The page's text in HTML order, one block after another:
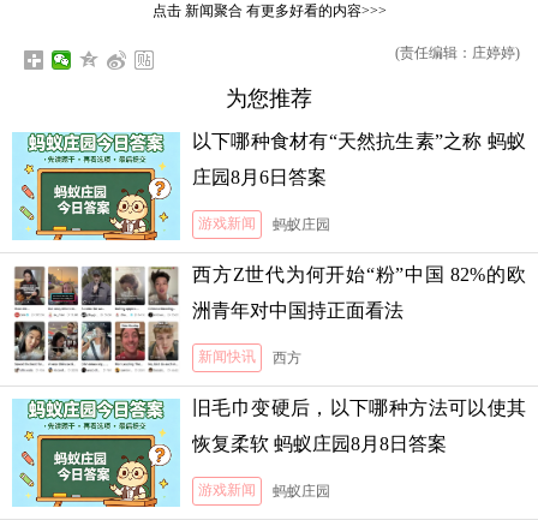
点击 新闻聚合有更多好看的内容>>>
(责任编辑：庄婷婷)
为您推荐
以下哪种食材有“天然抗生素”之称 蚂蚁
庄园8月6日答案
游戏新闻 蚂蚁庄园
西方Z世代为何开始“粉”中国 82%的欧
洲青年对中国持正面看法
新闻快讯 西方
旧毛巾变硬后，以下哪种方法可以使其
恢复柔软 蚂蚁庄园8月8日答案
游戏新闻 蚂蚁庄园